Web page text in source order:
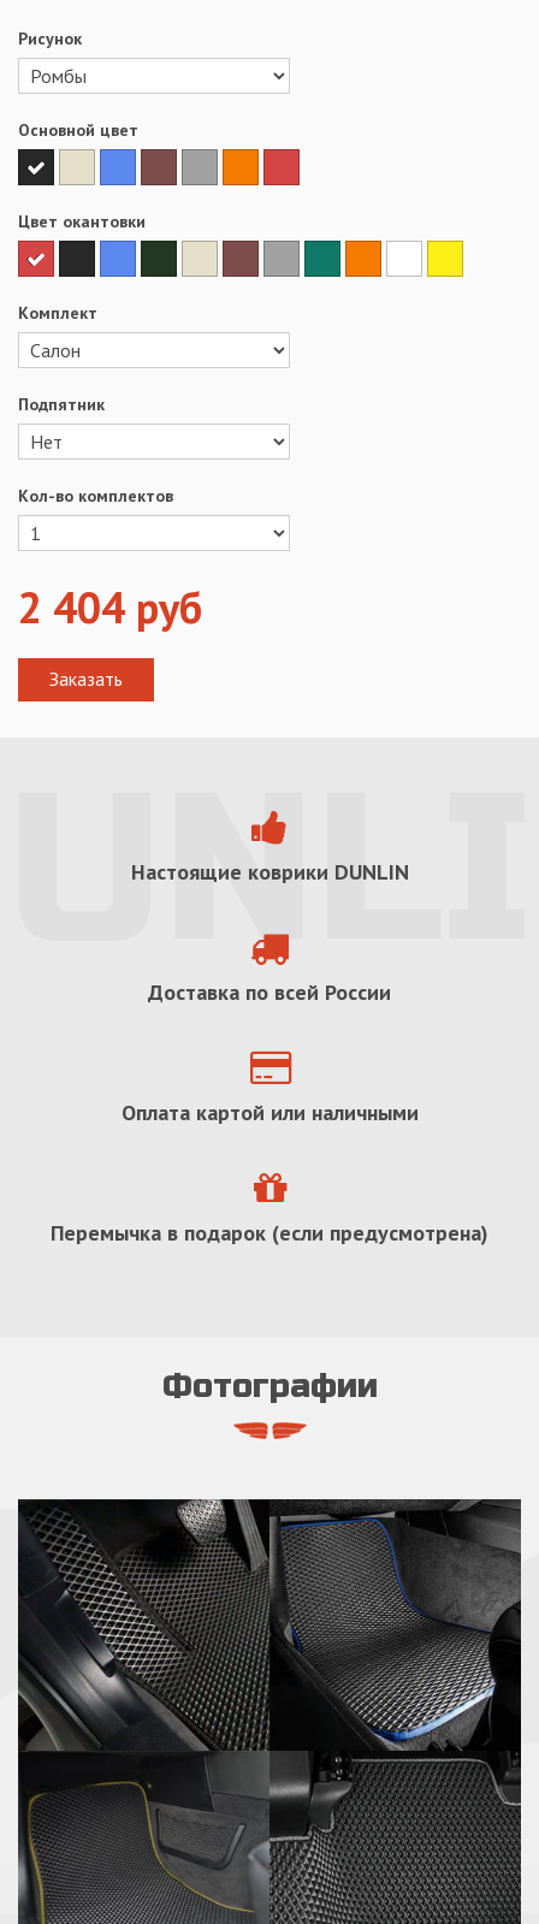
Рисунок
Основной цвет
Цвет окантовки
Комплект
Подпятник
Кол-во комплектов
2 404 руб
Настоящие коврики DUNLIN
Доставка по всей России
Оплата картой или наличными
Перемычка в подарок (если предусмотрена)
Фотографии